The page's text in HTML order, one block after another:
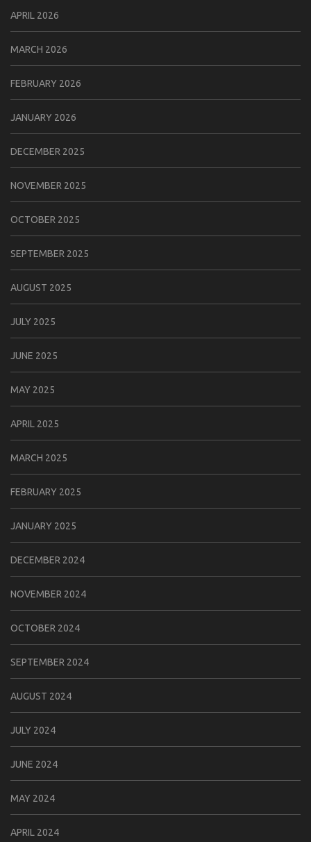
APRIL 2026
MARCH 2026
FEBRUARY 2026
JANUARY 2026
DECEMBER 2025
NOVEMBER 2025
OCTOBER 2025
SEPTEMBER 2025
AUGUST 2025
JULY 2025
JUNE 2025
MAY 2025
APRIL 2025
MARCH 2025
FEBRUARY 2025
JANUARY 2025
DECEMBER 2024
NOVEMBER 2024
OCTOBER 2024
SEPTEMBER 2024
AUGUST 2024
JULY 2024
JUNE 2024
MAY 2024
APRIL 2024